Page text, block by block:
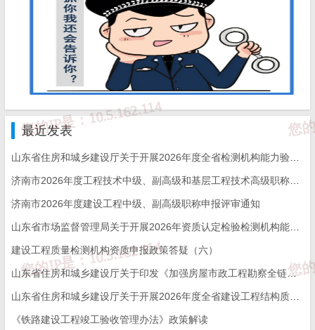
最近发表
济南市2026年度建设工程中级、副高级职称申报评审通知
建设工程质量检测机构资质申报政策答疑（六）
山东省住房和城乡建设厅关于印发《加强房屋市政工程勘察全链条管理实施方案》的通知
《铁路建设工程竣工验收管理办法》政策解读